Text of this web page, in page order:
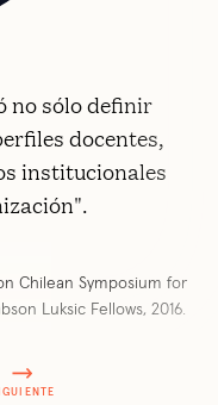
no sólo definir
docentes,
institucionales
Chilean Symposium for
Luksic Fellows, 2016.